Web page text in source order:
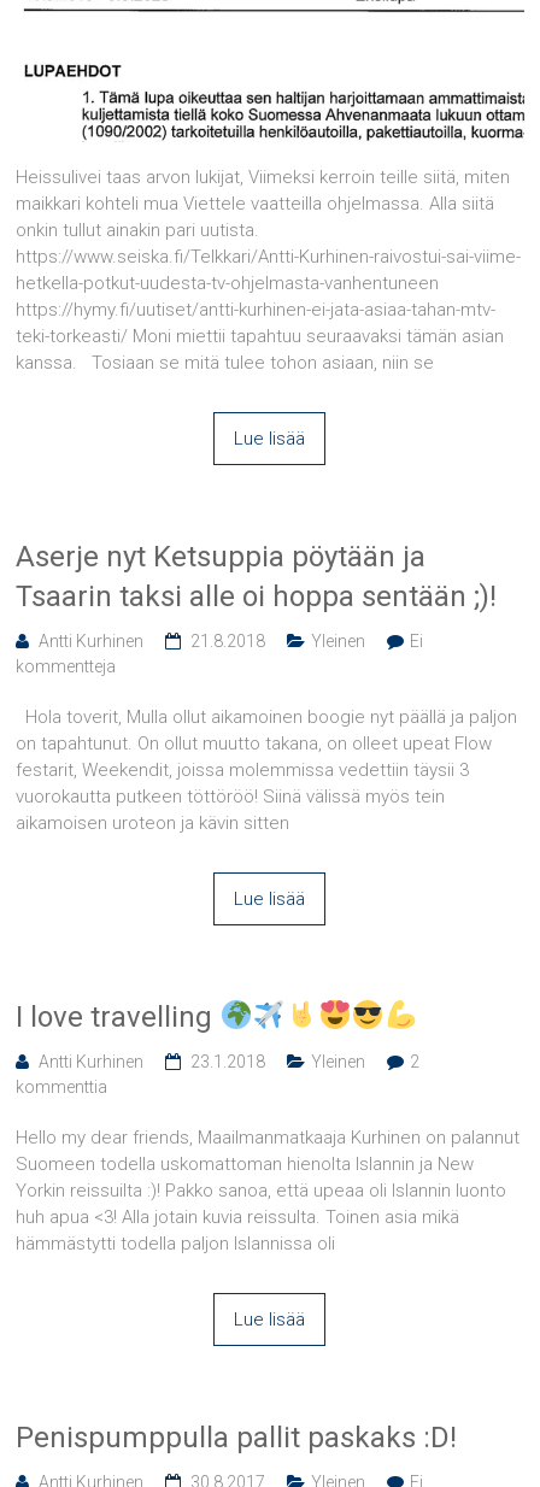
Heissulivei taas arvon lukijat, Viimeksi kerroin teille siitä, miten
maikkari kohteli mua Viettele vaatteilla ohjelmassa. Alla siitä
onkin tullut ainakin pari uutista.
https://www.seiska.fi/Telkkari/Antti-Kurhinen-raivostui-sai-viime-
hetkella-potkut-uudesta-tv-ohjelmasta-vanhentuneen
https://hymy.fi/uutiset/antti-kurhinen-ei-jata-asiaa-tahan-mtv-
teki-torkeasti/ Moni miettii tapahtuu seuraavaksi tämän asian
kanssa. Tosiaan se mitä tulee tohon asiaan, niin se
Lue lisää
Aserje nyt Ketsuppia pöytään ja
Tsaarin taksi alle oi hoppa sentään ;)!
Antti Kurhinen 21.8.2018 Yleinen
Ei
kommentteja
Hola toverit, Mulla ollut aikamoinen boogie nyt päällä ja paljon
on tapahtunut. On ollut muutto takana, on olleet upeat Flow
festarit, Weekendit, joissa molemmissa vedettiin täysii 3
vuorokautta putkeen töttöröö! Siinä välissä myös tein
aikamoisen uroteon ja kävin sitten
Lue lisää
I love travelling
Antti Kurhinen 23.1.2018 Yleinen
2
kommenttia
Hello my dear friends, Maailmanmatkaaja Kurhinen on palannut
Suomeen todella uskomattoman hienolta Islannin ja New
Yorkin reissuilta :)! Pakko sanoa, että upeaa oli Islannin luonto
huh apua <3! Alla jotain kuvia reissulta. Toinen asia mikä
hämmästytti todella paljon Islannissa oli
Lue lisää
Penispumppulla pallit paskaks :D!
Antti Kurhinen 30.8.2017 Yleinen
Ei